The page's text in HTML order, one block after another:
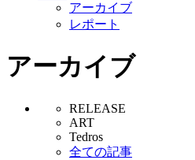
アーカイブ
レポート
アーカイブ
RELEASE
ART
Tedros
全ての記事